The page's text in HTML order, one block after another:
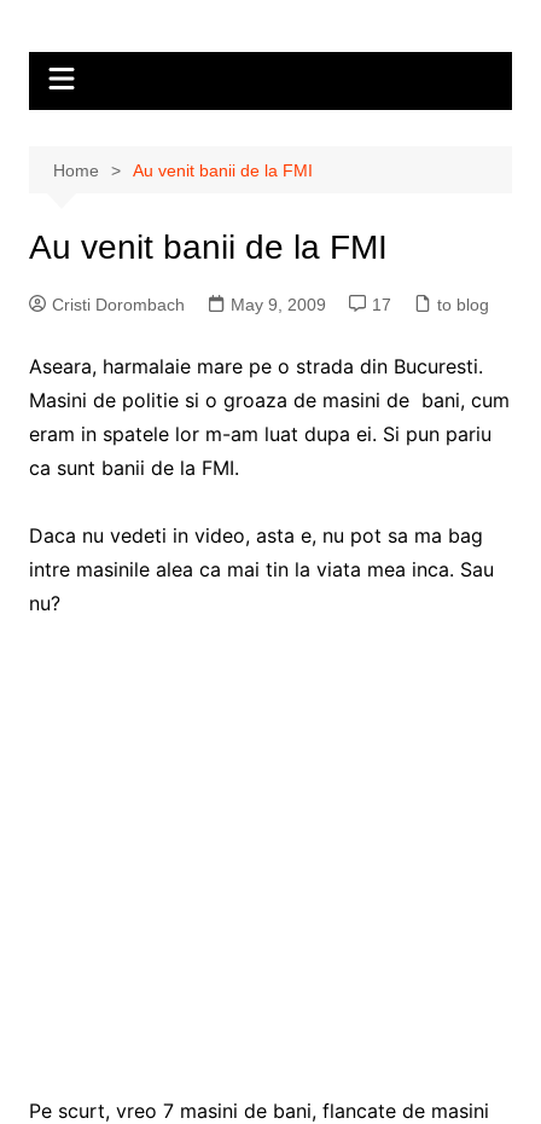
Home Au venit banii de la FMI
Au venit banii de la FMI
Cristi Dorombach May 9, 2009 17 to blog
Aseara, harmalaie mare pe o strada din Bucuresti.
Masini de politie si o groaza de masini de bani, cum
eram in spatele lor m-am luat dupa ei. Si pun pariu
ca sunt banii de la FMI.
Daca nu vedeti in video, asta e, nu pot sa ma bag
intre masinile alea ca mai tin la viata mea inca. Sau
nu?
Pe scurt, vreo 7 masini de bani, flancate de masini